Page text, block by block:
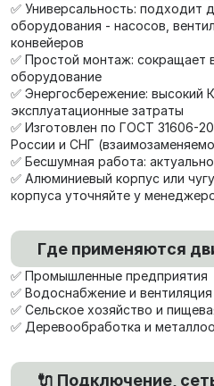
✅ Универсальность: подходит
оборудования - насосов,
конвейеров
✅ Простой монтаж: сокращает
оборудование
✅ Энергосбережение: высокий
эксплуатационные затраты
✅ Изготовлен по ГОСТ 31606-
России и СНГ
✅ Бесшумная работа:
✅ Алюминиевый корпус или
корпуса уточняйте у
Где применяются
✅ Промышленные предприятия
✅ Водоснабжение и вентиляция
✅ Сельское хозяйство и
✅ Деревообработка и
🔌 Подключение,